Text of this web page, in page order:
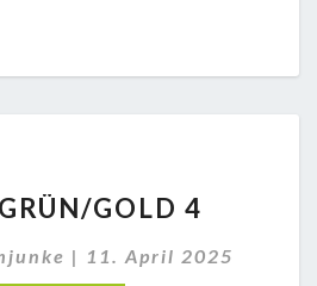
GRÜN/GOLD
GOLD 4
| 11. April 2025